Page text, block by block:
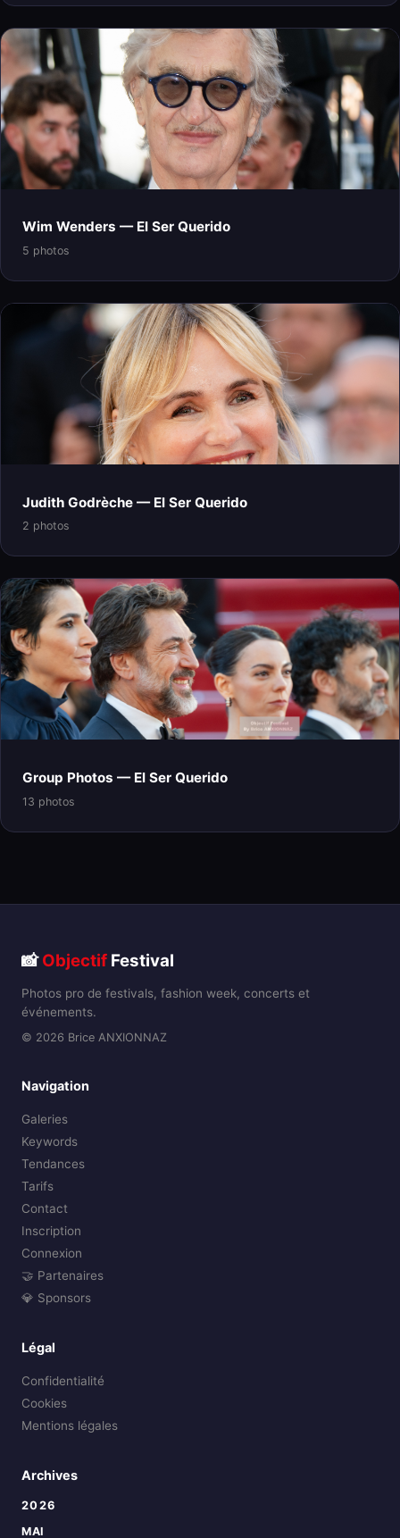
Wim Wenders — El Ser Querido
5 photos
Judith Godrèche — El Ser Querido
2 photos
Group Photos — El Ser Querido
13 photos
📸Objectif Festival
Photos pro de festivals, fashion week, concerts et
événements.
© 2026 Brice ANXIONNAZ
Navigation
Galeries
Keywords
Tendances
Tarifs
Contact
Inscription
Connexion
🤝 Partenaires
💎 Sponsors
Légal
Confidentialité
Cookies
Mentions légales
Archives
2026
MAI